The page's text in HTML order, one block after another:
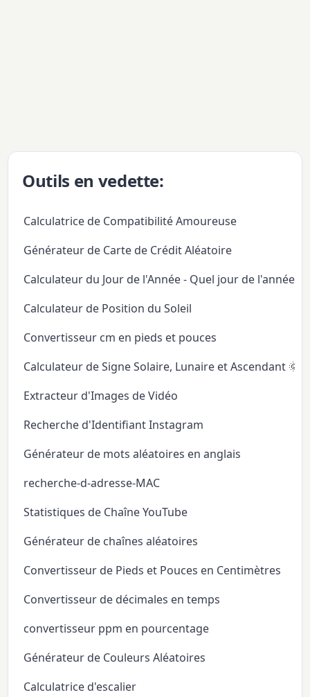
Outils en vedette:
Calculatrice de Compatibilité Amoureuse
Générateur de Carte de Crédit Aléatoire
Calculateur du Jour de l'Année - Quel jour de l'année
Calculateur de Position du Soleil
Convertisseur cm en pieds et pouces
Calculateur de Signe Solaire, Lunaire et Ascendant
Extracteur d'Images de Vidéo
Recherche d'Identifiant Instagram
Générateur de mots aléatoires en anglais
recherche-d-adresse-MAC
Statistiques de Chaîne YouTube
Générateur de chaînes aléatoires
Convertisseur de Pieds et Pouces en Centimètres
Convertisseur de décimales en temps
convertisseur ppm en pourcentage
Générateur de Couleurs Aléatoires
Calculatrice d'escalier